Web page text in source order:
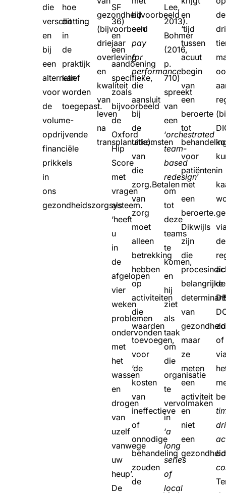
die
verschotting
en
bij
een
alternatief
voor
de
volume-
opdrijvende
financiële
prikkels
in
ons
gezondheidszorgsysteem.
hoe
dit
in
de
praktijk
kan
worden
toegepast.
gezondheid
(bijvoorbeeld
driejaar
overleving
en
kwaliteit
van
leven
na
transplantatie).
SF
36)
en
een
aandoening
specifieke,
zoals
bijvoorbeeld
de
Oxford
Hip
Score
met
vragen
als
‘heeft
u
in
de
afgelopen
vier
weken
problemen
ondervonden
met
het
wassen
en
drogen
van
uzelf
vanwege
uw
heup’.
De
bijvoorbeeld
een
pay
for
performance
die
aansluit
bij
de
uitkomsten
van
die
zorg.Betalen
van
zorg
moet
alleen
betrekking
hebben
op
activiteiten
die
waarden
toevoegen,
voor
‘de
kosten
van
ineffectieve
of
onnodige
behandeling
zouden
de
Lee,
2013).
Bohmer
(2016,
p.
710)
spreekt
van
een
‘orchestrated
team-
based
redesign’
om
tot
deze
teams
te
komen,
en
hij
ziet
als
taak
om
die
organisatie
te
vervolmaken
in
‘a
long
series
of
local
en
‘tijd
tussen
acuut
begin
van
een
beroerte
tot
voor
patiënten
met
een
beroerte.
Dikwijls
zijn
die
belangrijke
van
maar
ze
meten
een
activiteit
en
niet
een
de
in
de
de
of